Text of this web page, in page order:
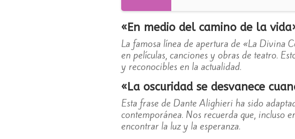
«En medio del camino de la
La famosa línea de apertura de «La Divina
en películas, canciones y obras de teatro.
y reconocibles en la actualidad.
«La oscuridad se desvanece
Esta frase de Dante Alighieri ha sido
contemporánea. Nos recuerda que, incluso
encontrar la luz y la esperanza.